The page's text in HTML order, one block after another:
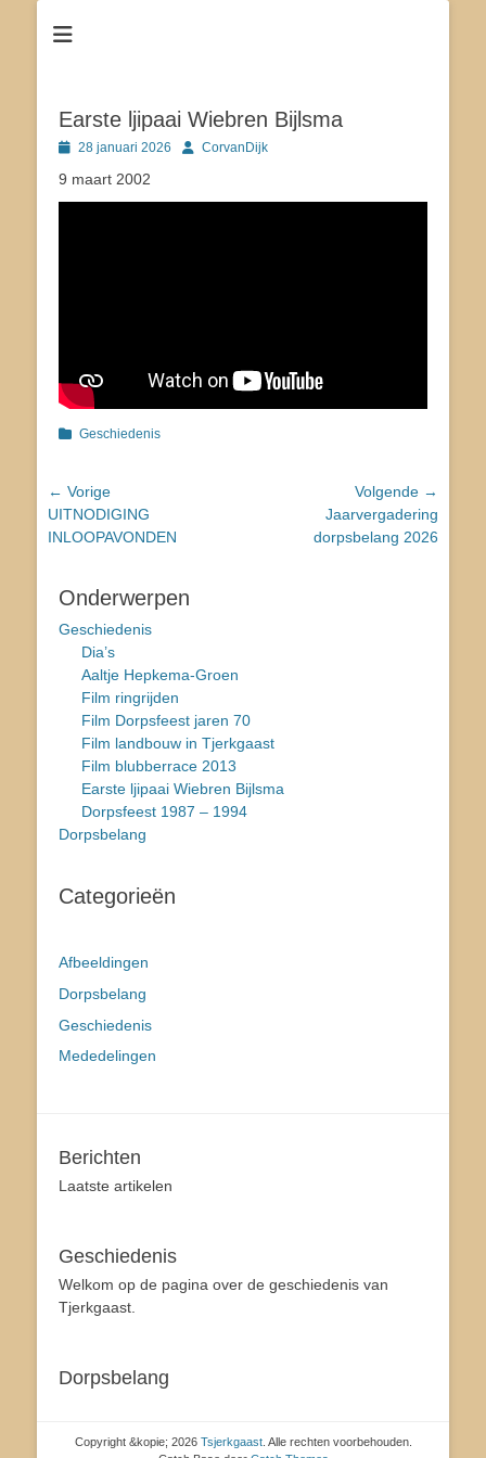
Earste ljipaai Wiebren Bijlsma
Geplaatst
28 januari 2026 AuthorCorvanDijk
9 maart 2002
Categorieën
Geschiedenis
Bericht
navigatie
← Vorige
Vorig
bericht:
UITNODIGING
INLOOPAVONDEN
Volgende →
Jaarvergadering
dorpsbelang 2026
Onderwerpen
Geschiedenis
Dia’s
Aaltje Hepkema-Groen
Film ringrijden
Film Dorpsfeest jaren 70
Film landbouw in Tjerkgaast
Film blubberrace 2013
Earste ljipaai Wiebren Bijlsma
Dorpsfeest 1987 – 1994
Dorpsbelang
Categorieën
Afbeeldingen
Dorpsbelang
Geschiedenis
Mededelingen
Berichten
Laatste artikelen
Geschiedenis
Welkom op de pagina over de geschiedenis van
Tjerkgaast.
Dorpsbelang
Copyright &kopie; 2026 Tsjerkgaast. Alle rechten voorbehouden.